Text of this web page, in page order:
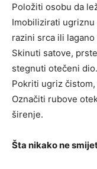
Položiti osobu da
Imobilizirati
razini srca ili
Skinuti satove,
stegnuti otečeni dio.
Pokriti ugriz
Označiti rubove
širenje.
Šta nikako ne